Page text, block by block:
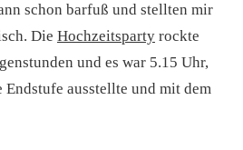
schon barfuß und stellten mir
Die Hochzeitsparty rockte
und es war 5.15 Uhr,
ausstellte und mit dem